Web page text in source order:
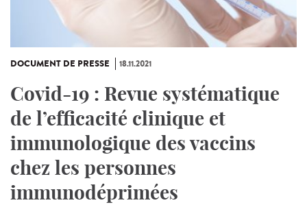
DOCUMENT DE PRESSE 18.11.2021
Covid-19 : Revue systématique
de l’efficacité clinique et
immunologique des vaccins
chez les personnes
immunodéprimées